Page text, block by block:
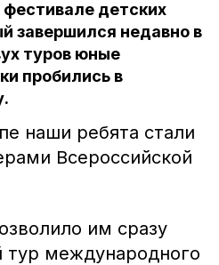
детских
завершился недавно в
туров юные
пробились в
наши ребята стали
Всероссийской
им сразу
тур международного